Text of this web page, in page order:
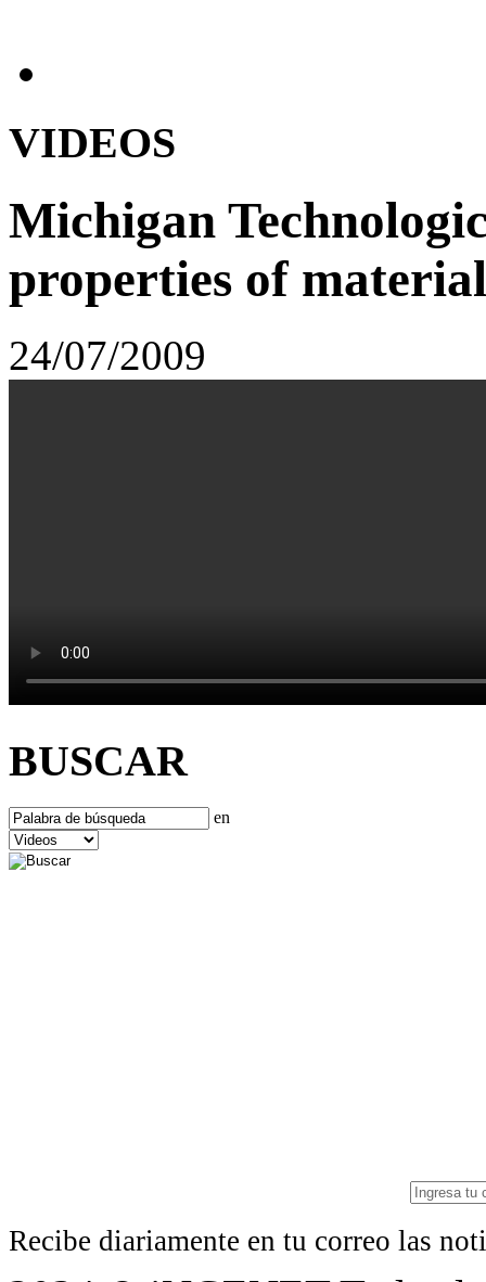
VIDEOS
Michigan
properties of
24/07/2009
BUSCAR
en
Recibe diariamente en tu correo las